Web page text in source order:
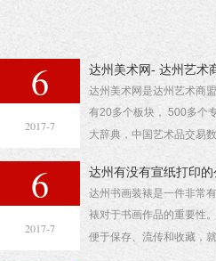
6
2017-7
达州美术网- 达州艺术
达州美术网是达州艺术商
有20多个板块， 500多个
大辞典，中国艺术品交易
6
2017-7
达州有没有宣纸打印的
达州书画装裱是一件非常
裱对于书画作品的重要性
便于保存、流传和收藏，